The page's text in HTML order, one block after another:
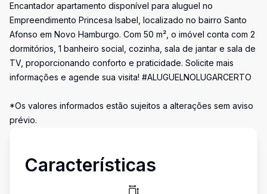
Encantador apartamento disponível para aluguel no
Empreendimento Princesa Isabel, localizado no bairro Santo
Afonso em Novo Hamburgo. Com 50 m², o imóvel conta com 2
dormitórios, 1 banheiro social, cozinha, sala de jantar e sala de
TV, proporcionando conforto e praticidade. Solicite mais
informações e agende sua visita! #ALUGUELNOLUGARCERTO
*Os valores informados estão sujeitos a alterações sem aviso
prévio.
Características